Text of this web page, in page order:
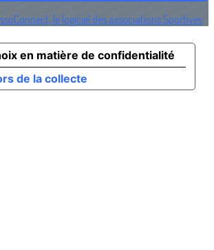
le logiciel des associations Sportives
de la collecte
en matière de confidentialité